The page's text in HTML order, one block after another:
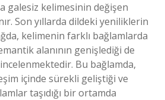
galesiz kelimesinin değişen
Son yıllarda dildeki yeniliklerin
kelimenin farklı bağlamlarda
alanının genişlediği de
Bu bağlamda,
içinde sürekli geliştiği ve
taşıdığı bir ortamda